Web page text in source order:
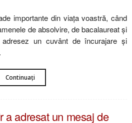
importante din viața voastră, când
de absolvire, de bacalaureat și
un cuvânt de încurajare și
Continuați
a adresat un mesaj de